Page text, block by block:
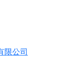
限公司